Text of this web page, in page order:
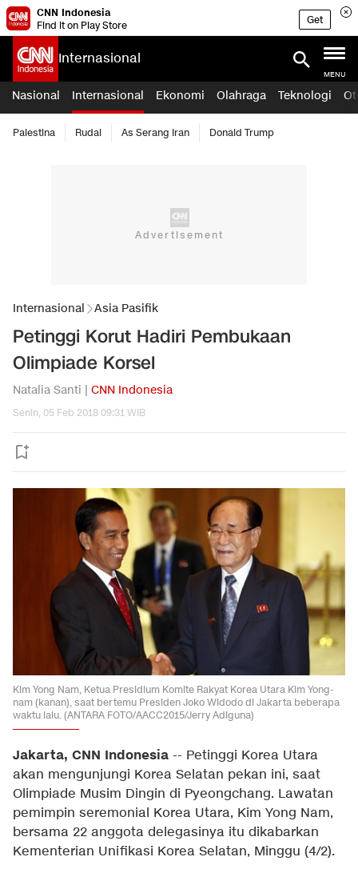
CNN Indonesia
Find it on Play Store
Get
Internasional
MENU
Nasional Internasional Ekonomi Olahraga Teknologi
Palestina Rudal As Serang Iran Donald Trump
Internasional Asia Pasifik
Petinggi Korut Hadiri Pembukaan
Olimpiade Korsel
Natalia Santi | CNN Indonesia
Senin, 05 Feb 2018 09:31 WIB
Kim Yong Nam, Ketua Presidium Komite Rakyat Korea Utara Kim Yong-
nam (kanan), saat bertemu Presiden Joko Widodo di Jakarta beberapa
waktu lalu. (ANTARA FOTO/AACC2015/Jerry Adiguna)
Jakarta, CNN Indonesia -- Petinggi Korea Utara
akan mengunjungi Korea Selatan pekan ini, saat
Olimpiade Musim Dingin di Pyeongchang. Lawatan
pemimpin seremonial Korea Utara, Kim Yong Nam,
bersama 22 anggota delegasinya itu dikabarkan
Kementerian Unifikasi Korea Selatan, Minggu (4/2).